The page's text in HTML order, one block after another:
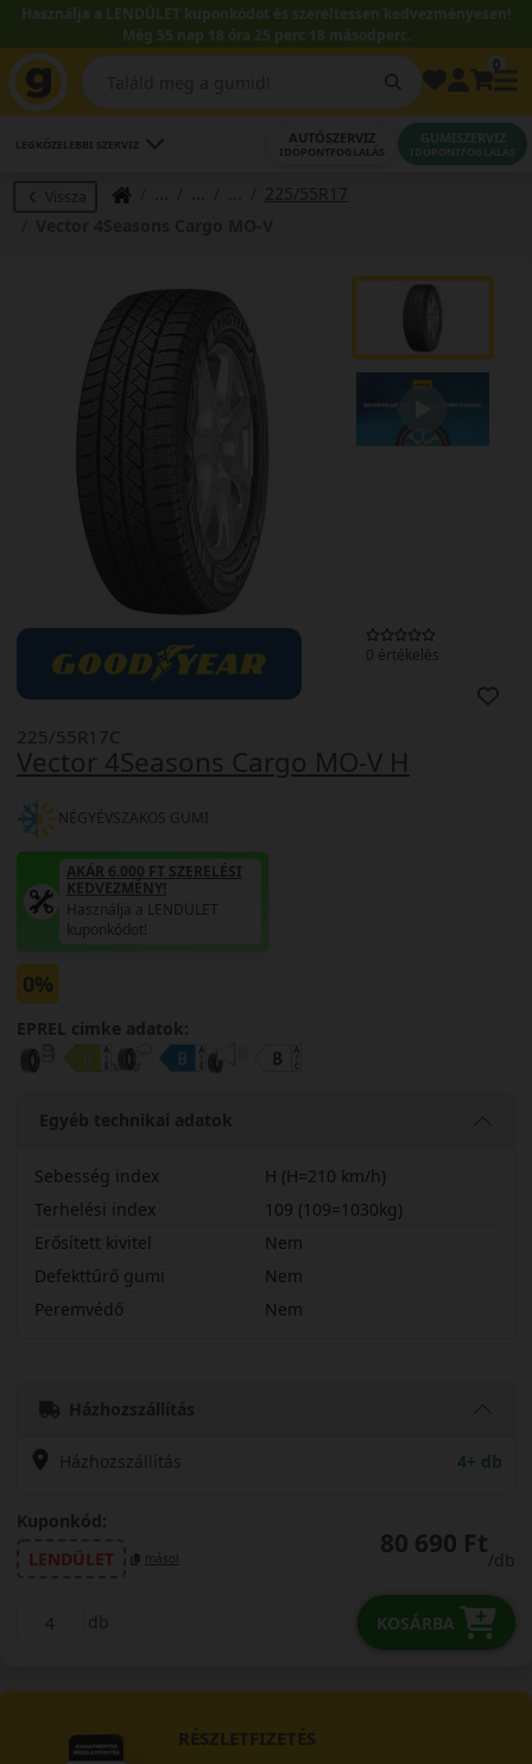
Használja a LENDÜLET kuponkódot és szereltessen kedvezményesen!
Még 55 nap 18 óra 25 perc 17 másodperc.
LEGKÖZELEBBI SZERVIZ AUTÓSZERVIZ
IDŐPONTFOGLALÁS
GUMISZERVIZ
IDŐPONTFOGLALÁS
Vissza
225/55R17
0 értékelés
Vector 4Seasons Cargo MO-V H
225/55R17C
NÉGYÉVSZAKOS GUMI
AKÁR 6.000 FT SZERELÉSI
KEDVEZMÉNY!
Használja a LENDÜLET
kuponkódot!
0%
EPREL cimke adatok:
Egyéb technikai adatok
Sebesség index
H (H=210 km/h)
Terhelési index
109 (109=1030kg)
Erősített kivitel
Nem
Defekttűrő gumi
Nem
Peremvédő
Nem
Házhozszállítás
Házhozszállítás 4+ db
Kuponkód:
LENDÜLET
másol 80 690 Ft
/db
db KOSÁRBA
RÉSZLETFIZETÉS